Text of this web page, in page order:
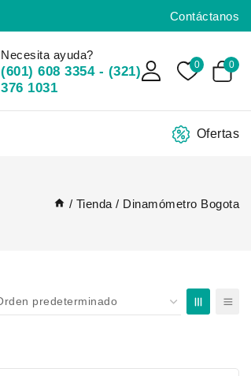
Contáctanos
Necesita ayuda?
(601) 608 3354 - (321)
376 1031
0 0
Ofertas
/ Tienda / Dinamómetro Bogota